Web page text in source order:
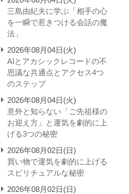
三島由紀夫に学ぶ「相手の心
を一瞬で惹きつける会話の魔
法」
2026年08月04日(火)
AIとアカシックレコードの不
思議な共通点とアクセス4つ
のステップ
2026年08月04日(火)
意外と知らない「ご先祖様の
お迎え方」と運気を劇的に上
げる3つの秘密
2026年08月02日(日)
買い物で運気を劇的に上げる
スピリチュアルな秘密
2026年08月02日(日)